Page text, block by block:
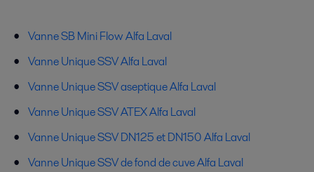
Vanne SB Mini Flow Alfa Laval
Vanne Unique SSV Alfa Laval
Vanne Unique SSV aseptique Alfa Laval
Vanne Unique SSV ATEX Alfa Laval
Vanne Unique SSV DN125 et DN150 Alfa Laval
Vanne Unique SSV de fond de cuve Alfa Laval